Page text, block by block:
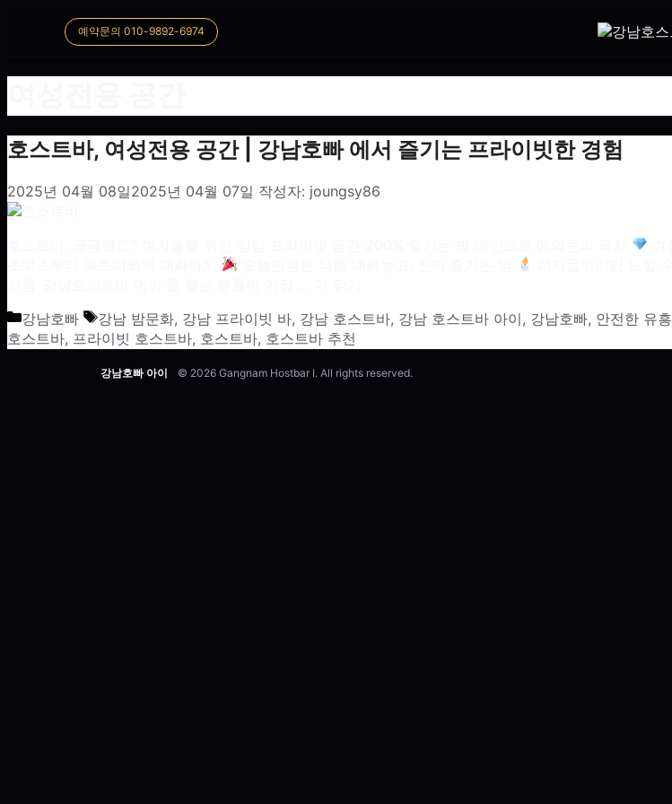
예약문의 010-9892-6974
호스트바, 여성전용 공간 | 강남호빠 에서 즐기는 프라이빗한 경험
2025년 04월 08일2025년 04월 07일 작성자: joungsy86
카테고리
강남호빠 태그
강남 밤문화, 강남 프라이빗 바, 강남 호스트바, 강남 호스트바 아이, 강남호빠, 안전한 유흥
호스트바, 프라이빗 호스트바, 호스트바, 호스트바 추천
강남호빠 아이 © 2026 Gangnam Hostbar I. All rights reserved.